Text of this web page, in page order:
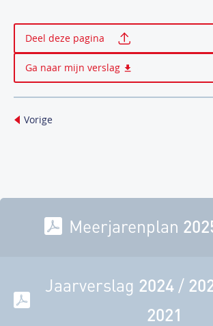
Deel deze pagina
Ga naar mijn verslag
Vorige
Meerjarenplan
Jaarverslag 2024/
2021